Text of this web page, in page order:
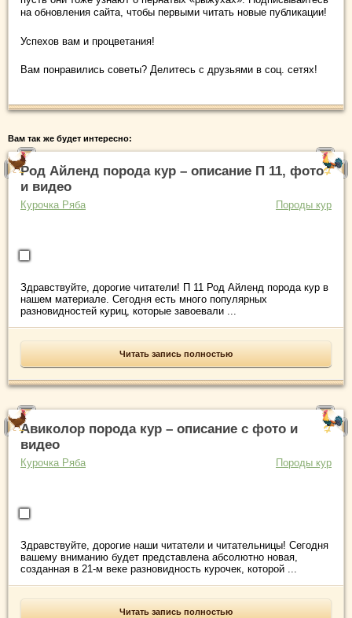
на обновления сайта, чтобы первыми читать новые публикации!
Успехов вам и процветания!
Вам понравились советы? Делитесь с друзьями в соц. сетях!
Вам так же будет интересно:
Род Айленд порода кур – описание П 11, фото
и видео
Курочка Ряба Породы кур
Здравствуйте, дорогие читатели! П 11 Род Айленд порода кур в
нашем материале. Сегодня есть много популярных
разновидностей куриц, которые завоевали ...
Читать запись полностью
Авиколор порода кур – описание с фото и
видео
Курочка Ряба Породы кур
Здравствуйте, дорогие наши читатели и читательницы! Сегодня
вашему вниманию будет представлена абсолютно новая,
созданная в 21-м веке разновидность курочек, которой ...
Читать запись полностью